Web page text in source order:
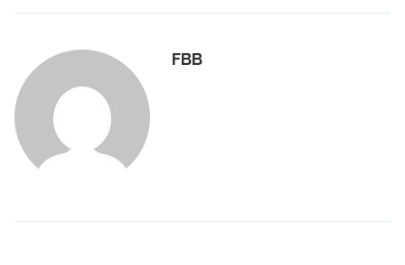
FBB